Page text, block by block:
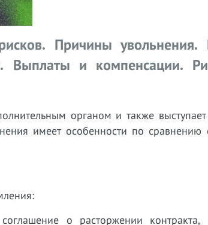
Причины
Выплаты и компенсации.
органом и также выступает
имеет особенности по
о расторжении